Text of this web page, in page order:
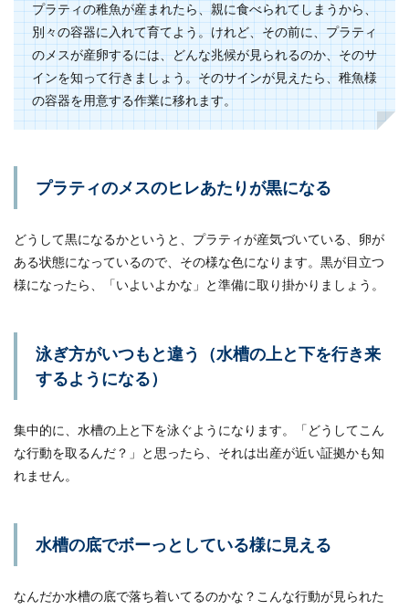
プラティの稚魚が産まれたら、親に食べられてしまうから、
別々の容器に入れて育てよう。けれど、その前に、プラティ
のメスが産卵するには、どんな兆候が見られるのか、そのサ
インを知って行きましょう。そのサインが見えたら、稚魚様
の容器を用意する作業に移れます。
プラティのメスのヒレあたりが黒になる
どうして黒になるかというと、プラティが産気づいている、卵が
ある状態になっているので、その様な色になります。黒が目立つ
様になったら、「いよいよかな」と準備に取り掛かりましょう。
泳ぎ方がいつもと違う（水槽の上と下を行き来
するようになる）
集中的に、水槽の上と下を泳ぐようになります。「どうしてこん
な行動を取るんだ？」と思ったら、それは出産が近い証拠かも知
れません。
水槽の底でボーっとしている様に見える
なんだか水槽の底で落ち着いてるのかな？こんな行動が見られた